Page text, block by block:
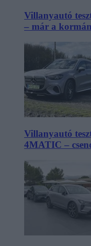
Villanyautó
– már a
Villanyautó
4MATIC –